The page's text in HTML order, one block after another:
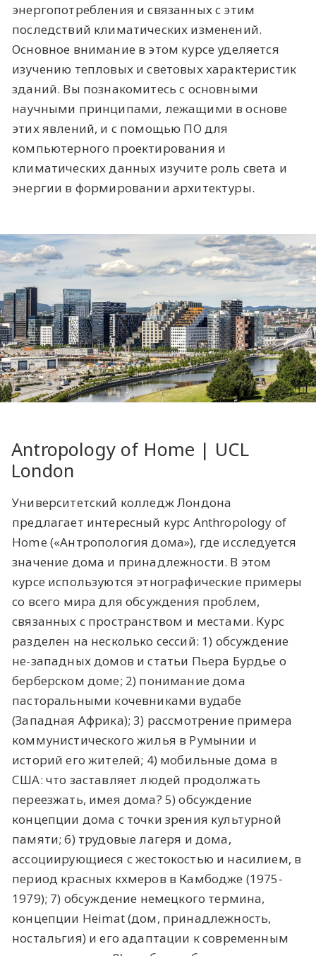
энергопотребления и связанных с этим
последствий климатических изменений.
Основное внимание в этом курсе уделяется
изучению тепловых и световых характеристик
зданий. Вы познакомитесь с основными
научными принципами, лежащими в основе
этих явлений, и с помощью ПО для
компьютерного проектирования и
климатических данных изучите роль света и
энергии в формировании архитектуры.
​Antropology of Home | UCL
London ​
Университетский колледж Лондона
предлагает интересный курс Anthropology of
Home («Антропология дома»), где исследуется
значение дома и принадлежности. В этом
курсе используются этнографические примеры
со всего мира для обсуждения проблем,
связанных с пространством и местами. Курс
разделен на несколько сессий: 1) обсуждение
не-западных домов и статьи Пьера Бурдье о
берберском доме; 2) понимание дома
пасторальными кочевниками вудабе
(Западная Африка); 3) рассмотрение примера
коммунистического жилья в Румынии и
историй его жителей; 4) мобильные дома в
США: что заставляет людей продолжать
переезжать, имея дома? 5) обсуждение
концепции дома с точки зрения культурной
памяти; 6) трудовые лагеря и дома,
ассоциирующиеся с жестокостью и насилием, в
период красных кхмеров в Камбодже (1975-
1979); 7) обсуждение немецкого термина,
концепции Heimat (дом, принадлежность,
ностальгия) и его адаптации к современным